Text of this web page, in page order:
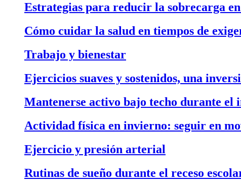
Estrategias para reducir la sobrecarga
Cómo cuidar la salud en tiempos de
Trabajo y bienestar
Ejercicios suaves y sostenidos, una
Mantenerse activo bajo techo durante el
Actividad física en invierno: seguir en
Ejercicio y presión arterial
Rutinas de sueño durante el receso